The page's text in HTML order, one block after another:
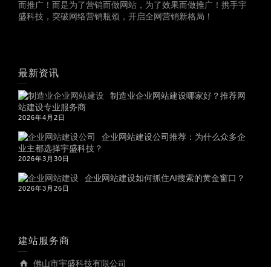
而推广！而是为了营销而做网站，为了效果而做推广！携手宇
盛科技，突破网络营销瓶颈，开启全网营销新格局！
最新资讯
制造业企业网站建设哪家好？推荐网
站建设专业服务商
2026年4月2日
企业网站建设公司推荐：为什么众多企
业主都选择宇盛科技？
2026年3月30日
企业网站建设如何抓住AI搜索的黄金窗口？
2026年3月26日
建站服务商
佛山市宇盛科技有限公司